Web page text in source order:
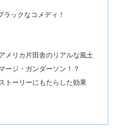
ラックなコメディ！
メリカ片田舎のリアルな風土
ージ・ガンダーソン！？
トーリーにもたらした効果